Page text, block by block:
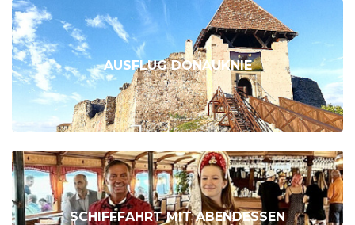
AUSFLUG DONAUKNIE
SCHIFFFAHRT MIT ABENDESSEN